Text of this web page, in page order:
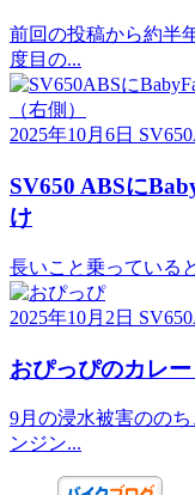
前回の投稿から約半
度目の...
2025年10月6日
SV650 ABSに
け
長いこと乗っている
2025年10月2日
おぴっぴのカレ
9月の浸水被害のの
ンジン...